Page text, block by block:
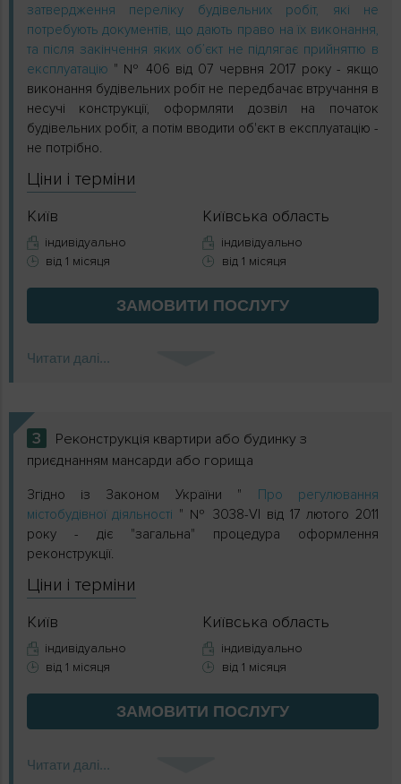
затвердження переліку будівельних робіт, які не
потребують документів, що дають право на їх виконання,
та після закінчення яких об’єкт не підлягає прийняттю в
експлуатацію " № 406 від 07 червня 2017 року - якщо
виконання будівельних робіт не передбачає втручання в
несучі конструкції, оформляти дозвіл на початок
будівельних робіт, а потім вводити об'єкт в експлуатацію -
не потрібно.
Ціни і терміни
Київ
індивідуально
від 1 місяця
Київська область
індивідуально
від 1 місяця
ЗАМОВИТИ ПОСЛУГУ
Читати далі...
3
Реконструкція квартири або будинку з
приєднанням мансарди або горища
Згідно із Законом України "
Про регулювання
містобудівної діяльності " № 3038-VI від 17 лютого 2011
року - діє "загальна" процедура оформлення
реконструкції.
Ціни і терміни
Київ
індивідуально
від 1 місяця
Київська область
індивідуально
від 1 місяця
ЗАМОВИТИ ПОСЛУГУ
Читати далі...